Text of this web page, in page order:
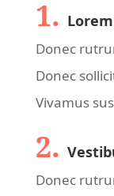
1.
Donec
Donec
Vivamus
2.
Donec